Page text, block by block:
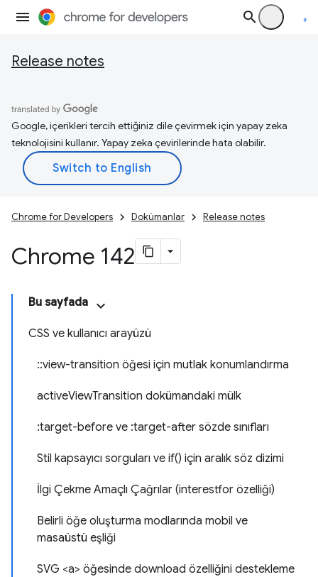
Release notes
Google, içerikleri tercih ettiğiniz dile çevirmek için yapay zeka
teknolojisini kullanır. Yapay zeka çevirilerinde hata olabilir.
Chrome for Developers Dokümanlar Release notes
Chrome 142
Bu sayfada
CSS ve kullanıcı arayüzü
::view-transition öğesi için mutlak konumlandırma
activeViewTransition dokümandaki mülk
:target-before ve :target-after sözde sınıfları
Stil kapsayıcı sorguları ve if() için aralık söz dizimi
İlgi Çekme Amaçlı Çağrılar (interestfor özelliği)
Belirli öğe oluşturma modlarında mobil ve
masaüstü eşliği
SVG <a> öğesinde download özelliğini destekleme